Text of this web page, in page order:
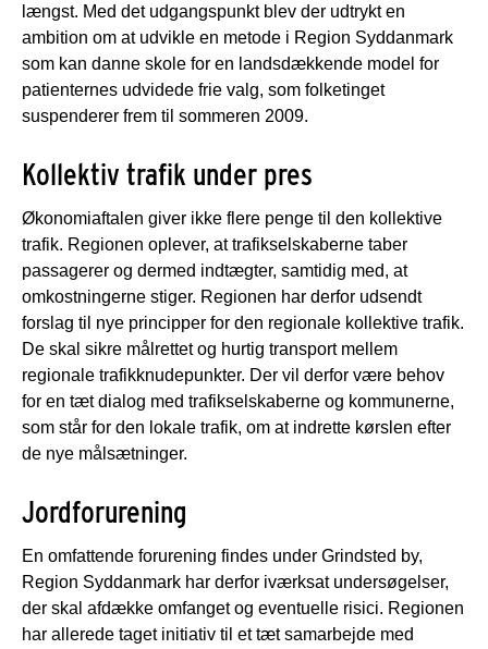
længst. Med det udgangspunkt blev der udtrykt en
ambition om at udvikle en metode i Region Syddanmark
som kan danne skole for en landsdækkende model for
patienternes udvidede frie valg, som folketinget
suspenderer frem til sommeren 2009.
Kollektiv trafik under pres
Økonomiaftalen giver ikke flere penge til den kollektive
trafik. Regionen oplever, at trafikselskaberne taber
passagerer og dermed indtægter, samtidig med, at
omkostningerne stiger. Regionen har derfor udsendt
forslag til nye principper for den regionale kollektive trafik.
De skal sikre målrettet og hurtig transport mellem
regionale trafikknudepunkter. Der vil derfor være behov
for en tæt dialog med trafikselskaberne og kommunerne,
som står for den lokale trafik, om at indrette kørslen efter
de nye målsætninger.
Jordforurening
En omfattende forurening findes under Grindsted by,
Region Syddanmark har derfor iværksat undersøgelser,
der skal afdække omfanget og eventuelle risici. Regionen
har allerede taget initiativ til et tæt samarbejde med